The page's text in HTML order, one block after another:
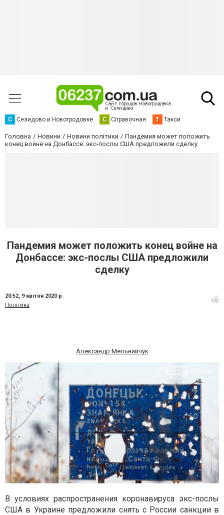
С Селидово и Новогродовке С Справочная Т Такси
Головна Новини Новини політики
Пандемия может положить
конец войне на Донбассе: экс-послы США предложили сделку
Пандемия может положить конец войне на
Донбассе: экс-послы США предложили
сделку
20:52, 9 квітня 2020 р.
Політика
Александр Мельнийчук
В условиях распространения коронавируса экс-послы
США в Украине предложили снять с России санкции в